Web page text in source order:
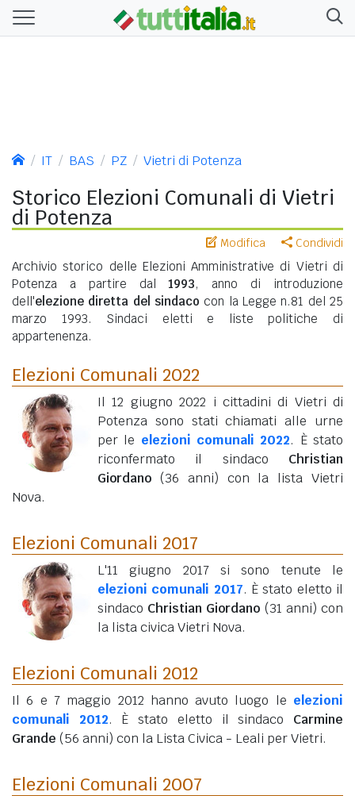
IT BAS PZ Vietri di Potenza
Storico Elezioni Comunali di Vietri
di Potenza
Modifica Condividi
Archivio storico delle Elezioni Amministrative di Vietri di
Potenza a partire dal1993, anno di introduzione
dell'elezione diretta del sindaco con la Legge n.81 del 25
marzo 1993. Sindaci eletti e liste politiche di
appartenenza.
Elezioni Comunali 2022
Il 12 giugno 2022 i cittadini di Vietri di
Potenza sono stati chiamati alle urne
per le elezioni comunali 2022. È stato
riconfermato il sindaco Christian
Giordano (36 anni) con la lista Vietri
Nova.
Elezioni Comunali 2017
L'11 giugno 2017 si sono tenute le
elezioni comunali 2017. È stato eletto il
sindaco Christian Giordano (31 anni) con
la lista civica Vietri Nova.
Elezioni Comunali 2012
Il 6 e 7 maggio 2012 hanno avuto luogo le elezioni
comunali 2012. È stato eletto il sindaco Carmine
Grande (56 anni) con la Lista Civica - Leali per Vietri.
Elezioni Comunali 2007